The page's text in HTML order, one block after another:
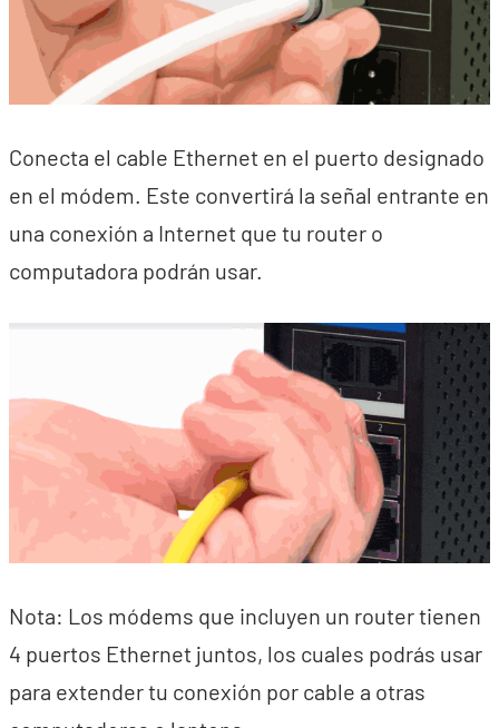
Conecta el cable Ethernet en el puerto designado
en el módem. Este convertirá la señal entrante en
una conexión a Internet que tu router o
computadora podrán usar.
Nota: Los módems que incluyen un router tienen
4 puertos Ethernet juntos, los cuales podrás usar
para extender tu conexión por cable a otras